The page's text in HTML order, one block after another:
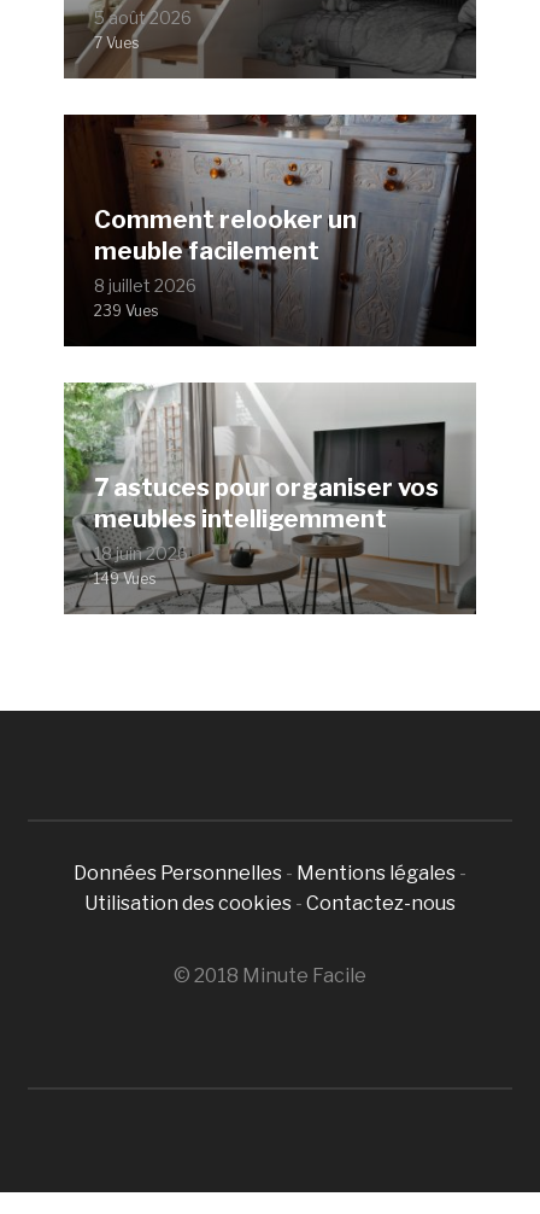
5 août 2026
7 Vues
Comment relooker un
meuble facilement
8 juillet 2026
239 Vues
7 astuces pour organiser vos
meubles intelligemment
18 juin 2026
149 Vues
Données Personnelles - Mentions légales -
Utilisation des cookies - Contactez-nous
© 2018 Minute Facile